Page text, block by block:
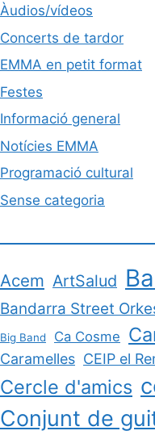
Àudios/vídeos
Concerts de tardor
EMMA en petit format
Festes
Informació general
Notícies EMMA
Programació cultural
Sense categoria
Acem ArtSalud
Bandarra Street
Big Band Ca Cosme
Caramelles CEIP el
Cercle d'amics
Conjunt de